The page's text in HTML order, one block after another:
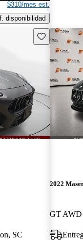
$310/mes est.
disponibilidad
Guarda este
SC
2022
GT AWD